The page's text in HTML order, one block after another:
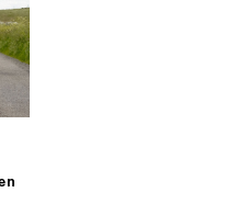
FÜR MÄNNER KAUFEN